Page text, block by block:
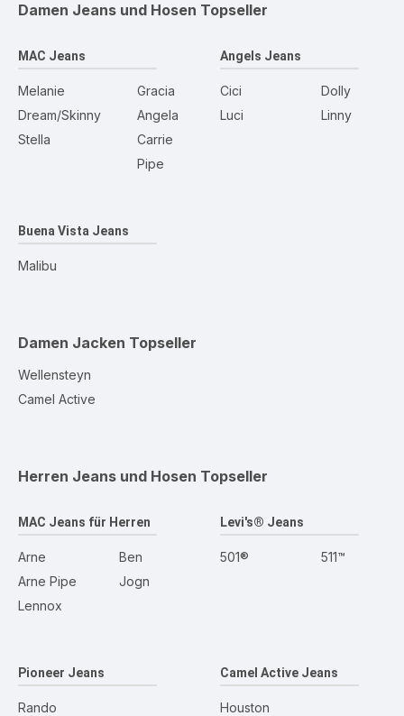
Damen Jeans und Hosen Topseller
MAC Jeans
Melanie
Dream/Skinny
Stella
Gracia
Angela
Carrie
Pipe
Angels Jeans
Cici
Luci
Dolly
Linny
Buena Vista Jeans
Malibu
Damen Jacken Topseller
Wellensteyn
Camel Active
Herren Jeans und Hosen Topseller
MAC Jeans für Herren
Arne
Arne Pipe
Lennox
Ben
Jogn
Levi's® Jeans
501® 511™
Pioneer Jeans
Rando
Camel Active Jeans
Houston